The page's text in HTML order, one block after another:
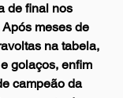
de final nos
meses de
na tabela,
golaços, enfim
campeão da